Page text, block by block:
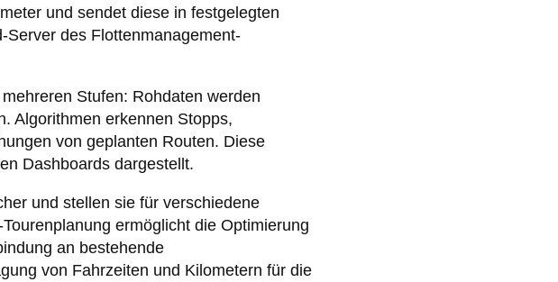
und sendet diese in festgelegten
des Flottenmanagement-
Stufen: Rohdaten werden
Algorithmen erkennen Stopps,
von geplanten Routen. Diese
Dashboards dargestellt.
und stellen sie für verschiedene
ermöglicht die Optimierung
an bestehende
von Fahrzeiten und Kilometern für die